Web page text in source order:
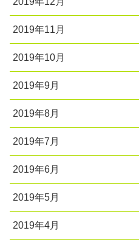
2019年11月
2019年10月
2019年9月
2019年8月
2019年7月
2019年6月
2019年5月
2019年4月